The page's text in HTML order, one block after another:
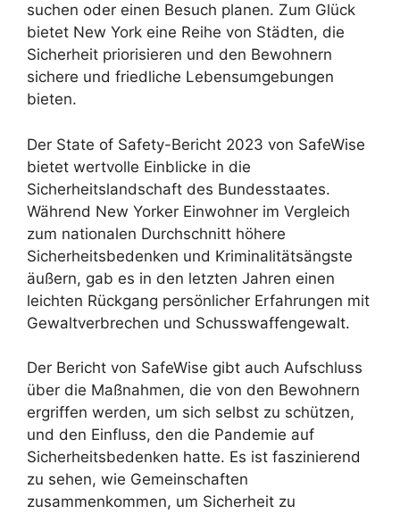
suchen oder einen Besuch planen. Zum Glück
bietet New York eine Reihe von Städten, die
Sicherheit priorisieren und den Bewohnern
sichere und friedliche Lebensumgebungen
bieten.
Der State of Safety-Bericht 2023 von SafeWise
bietet wertvolle Einblicke in die
Sicherheitslandschaft des Bundesstaates.
Während New Yorker Einwohner im Vergleich
zum nationalen Durchschnitt höhere
Sicherheitsbedenken und Kriminalitätsängste
äußern, gab es in den letzten Jahren einen
leichten Rückgang persönlicher Erfahrungen mit
Gewaltverbrechen und Schusswaffengewalt.
Der Bericht von SafeWise gibt auch Aufschluss
über die Maßnahmen, die von den Bewohnern
ergriffen werden, um sich selbst zu schützen,
und den Einfluss, den die Pandemie auf
Sicherheitsbedenken hatte. Es ist faszinierend
zu sehen, wie Gemeinschaften
zusammenkommen, um Sicherheit zu